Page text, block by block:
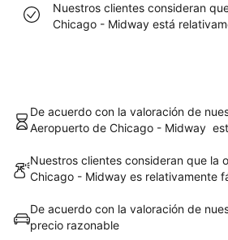
Nuestros clientes consideran
Chicago - Midway está
De acuerdo con la valoración de
Aeropuerto de Chicago - Midway
Nuestros clientes consideran que la
Chicago - Midway es relativamente
De acuerdo con la valoración de
precio razonable